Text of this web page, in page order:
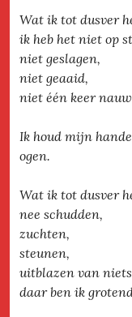
Wat ik tot dusver
ik heb het niet op
niet geslagen,
niet geaaid,
niet één keer
Ik houd mijn
ogen.
Wat ik tot dusver
nee schudden,
zuchten,
steunen,
uitblazen van
daar ben ik